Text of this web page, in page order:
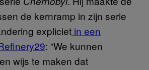
de kernramp in zijn serie
expliciet in een
: “We kunnen
wijs te maken dat